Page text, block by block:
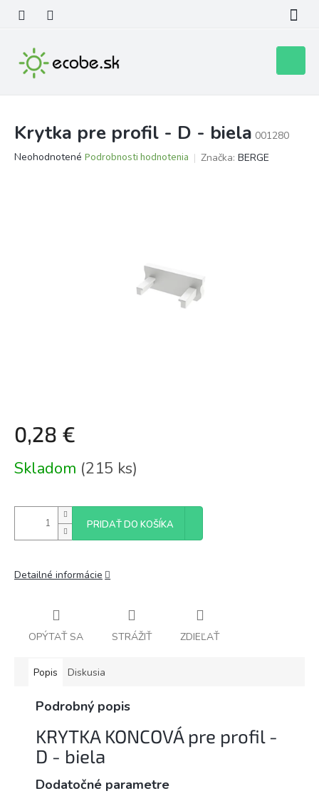
obsah
košík
Krytka pre profil - D - biela 001280
Priemerné
Neohodnotené Podrobnosti hodnotenia Značka: BERGE
0,28 €
cena:
Skladom (215 ks)
PRIDAŤ DO KOŠÍKA
Detailné informácie
OPÝTAŤ SA STRÁŽIŤ ZDIEĽAŤ
Popis Diskusia
Podrobný popis
KRYTKA KONCOVÁ pre profil -
D - biela
Dodatočné parametre